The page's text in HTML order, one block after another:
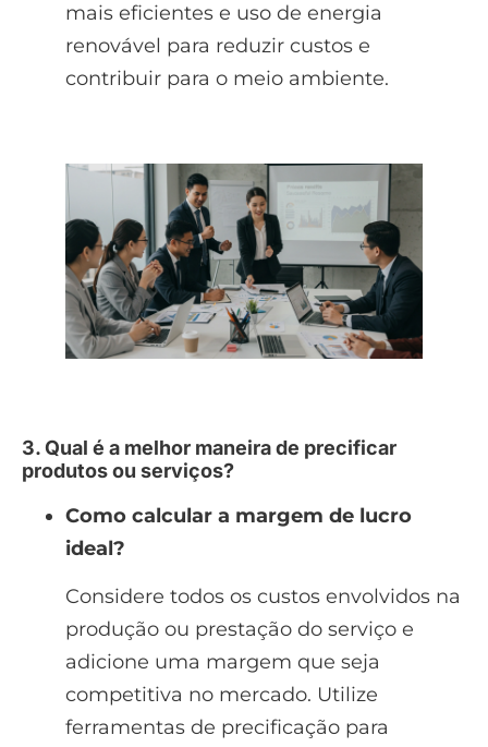
mais eficientes e uso de energia
renovável para reduzir custos e
contribuir para o meio ambiente.
3. Qual é a melhor maneira de precificar
produtos ou serviços?
Como calcular a margem de lucro
ideal?
Considere todos os custos envolvidos na
produção ou prestação do serviço e
adicione uma margem que seja
competitiva no mercado. Utilize
ferramentas de precificação para